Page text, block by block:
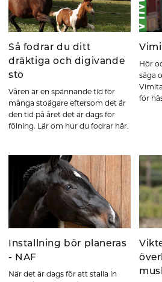
Så fodrar du ditt
dräktiga och digivande
sto
Våren är en spännande tid för
många stoägare eftersom det är
den tid på året det är dags för
fölning. Lär om hur du fodrar här.
Hör
säga
för
Installning bör planeras
- NAF
När det är dags för att stalla in